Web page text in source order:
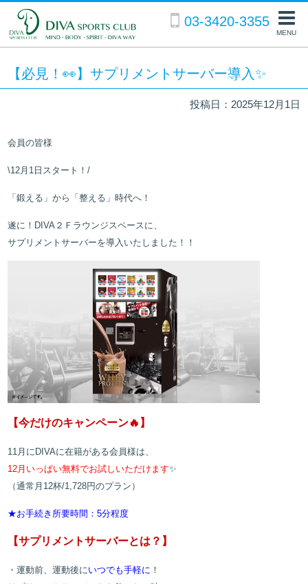
03-3420-3355
MENU
【必見！👀】サプリメントサーバー導入✨
投稿日：2025年12月1日
会員の皆様
\12月1日スタート！/
「鍛える」から「整える」時代へ！
遂に！DIVA２Ｆラウンジスペースに、
サプリメントサーバーを導入いたしました！！
【今だけのキャンペーン🔥】
11月にDIVAに在籍がある会員様は、
12月いっぱい無料でお試しいただけます✨
（通常月12杯/1,728円のプラン）
★お手続き所要時間：5分程度
【サプリメントサーバーとは？】
・運動前、運動後にいつでも手軽に ！